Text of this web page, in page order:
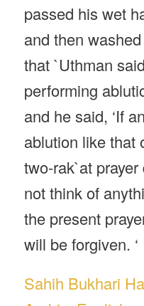
passed his wet
and then
that `Uthman
performing
and he said, ‘If
ablution like that
two-rak`at
not think of
the present
will be forgiven. ‘
Sahih Bukhari